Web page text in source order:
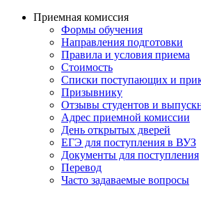
Приемная комиссия
Формы обучения
Направления подготовки
Правила и условия приема
Стоимость
Списки поступающих и
Призывнику
Отзывы студентов и
Адрес приемной комиссии
День открытых дверей
ЕГЭ для поступления в ВУЗ
Документы для поступления
Перевод
Часто задаваемые вопросы